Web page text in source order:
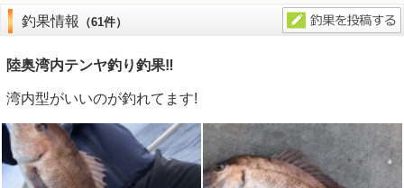
釣果情報 （61件）
陸奥湾内テンヤ釣り釣果‼️
湾内型がいいのが釣れてます!